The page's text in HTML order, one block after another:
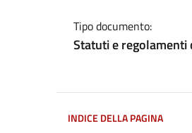
Tipo documento:
Statuti e regolamenti
INDICE DELLA PAGINA